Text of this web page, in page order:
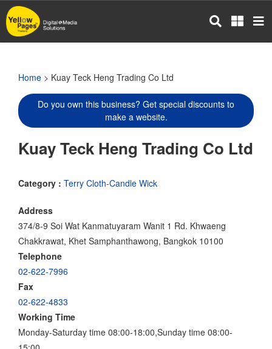
Skip
to
main
Home > Kuay Teck Heng Trading Co Ltd
Do you own this business? Get special discounts to
make a website.
Kuay Teck Heng Trading Co Ltd
Category : Terry Cloth-Candle Wick
Address
374/8-9 Soi Wat Kanmatuyaram Wanit 1 Rd. Khwaeng
Chakkrawat, Khet Samphanthawong, Bangkok 10100
Telephone
02-622-7996
Fax
02-622-4833
Working Time
Monday-Saturday time 08:00-18:00,Sunday time 08:00-